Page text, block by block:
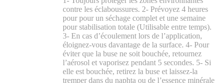
contre les éclaboussures. 2- Prévoyez 4 heures
pour pour un séchage complet et une semaine
pour stabilisation totale (Utilisable entre temps).
3- En cas d’écoulement lors de l’application,
éloignez-vous davantage de la surface. 4- Pour
éviter que la buse ne soit bouchée, retournez
l’aérosol et vaporisez pendant 5 secondes. 5- Si
elle est bouchée, retirez la buse et laissez-la
tremper dans du naphta ou de l’essence minérale